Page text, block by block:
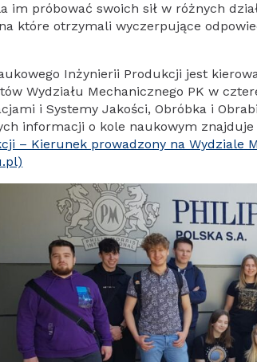
im próbować swoich sił w różnych
które otrzymali wyczerpujące
Inżynierii Produkcji jest
Wydziału Mechanicznego PK w
i Systemy Jakości, Obróbka i
informacji o kole naukowym znajduje
– Kierunek prowadzony na Wydziale